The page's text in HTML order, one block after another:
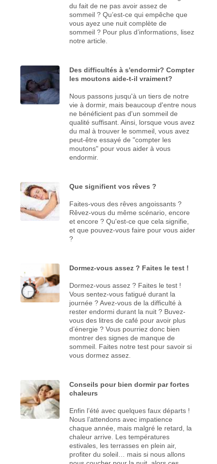
du fait de ne pas avoir assez de
sommeil ? Qu’est-ce qui empêche que
vous ayez une nuit complète de
sommeil ? Pour plus d’informations, lisez
notre article.
Des difficultés à s'endormir? Compter
les moutons aide-t-il vraiment?
Nous passons jusqu'à un tiers de notre
vie à dormir, mais beaucoup d'entre nous
ne bénéficient pas d'un sommeil de
qualité suffisant. Ainsi, lorsque vous avez
du mal à trouver le sommeil, vous avez
peut-être essayé de "compter les
moutons" pour vous aider à vous
endormir.
Que signifient vos rêves ?
Faites-vous des rêves angoissants ?
Rêvez-vous du même scénario, encore
et encore ? Qu'est-ce que cela signifie,
et que pouvez-vous faire pour vous aider
?
Dormez-vous assez ? Faites le test !
Dormez-vous assez ? Faites le test !
Vous sentez-vous fatigué durant la
journée ? Avez-vous de la difficulté à
rester endormi durant la nuit ? Buvez-
vous des litres de café pour avoir plus
d’énergie ? Vous pourriez donc bien
montrer des signes de manque de
sommeil. Faites notre test pour savoir si
vous dormez assez.
Conseils pour bien dormir par fortes
chaleurs
Enfin l’été avec quelques faux départs !
Nous l’attendons avec impatience
chaque année, mais malgré le retard, la
chaleur arrive. Les températures
estivales, les terrasses en plein air,
profiter du soleil… mais si nous allons